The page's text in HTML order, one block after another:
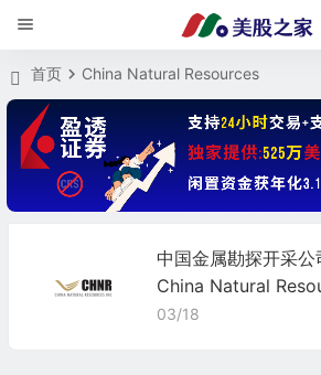
首页 China Natural Resources
中国金属勘探开采
China Natural
03/18